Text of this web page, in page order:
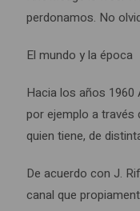
perdonamos. No
El mundo y la época
Hacia los años 1960
por ejemplo a través
quien tiene, de
De acuerdo con J.
canal que